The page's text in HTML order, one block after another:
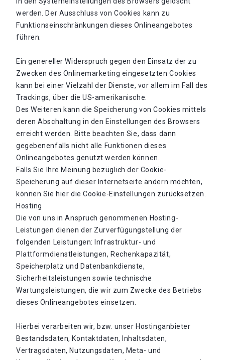
werden. Der Ausschluss von Cookies kann zu
Funktionseinschränkungen dieses Onlineangebotes
führen.
Ein genereller Widerspruch gegen den Einsatz der zu
Zwecken des Onlinemarketing eingesetzten Cookies
kann bei einer Vielzahl der Dienste, vor allem im Fall des
Trackings, über die US-amerikanische.
Des Weiteren kann die Speicherung von Cookies mittels
deren Abschaltung in den Einstellungen des Browsers
erreicht werden. Bitte beachten Sie, dass dann
gegebenenfalls nicht alle Funktionen dieses
Onlineangebotes genutzt werden können.
Falls Sie Ihre Meinung bezüglich der Cookie-
Speicherung auf dieser Internetseite ändern möchten,
können Sie hier die Cookie-Einstellungen zurücksetzen.
Hosting
Die von uns in Anspruch genommenen Hosting-
Leistungen dienen der Zurverfügungstellung der
folgenden Leistungen: Infrastruktur- und
Plattformdienstleistungen, Rechenkapazität,
Speicherplatz und Datenbankdienste,
Sicherheitsleistungen sowie technische
Wartungsleistungen, die wir zum Zwecke des Betriebs
dieses Onlineangebotes einsetzen.
Hierbei verarbeiten wir, bzw. unser Hostinganbieter
Bestandsdaten, Kontaktdaten, Inhaltsdaten,
Vertragsdaten, Nutzungsdaten, Meta- und